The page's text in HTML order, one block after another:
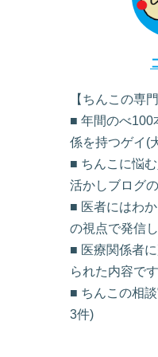
【ちんこの専門
■ 年間のべ100
係を持つゲイ(
■ ちんこに悩
活かしブログ
■ 医者にはわ
の視点で発信
■ 医療関係者
られた内容です
■ ちんこの相
3件)